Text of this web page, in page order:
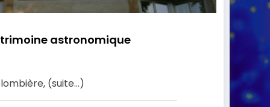
astronomique
(suite…)